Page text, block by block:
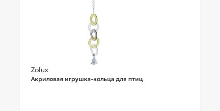
Zolux
Акриловая игрушка-кольца для птиц